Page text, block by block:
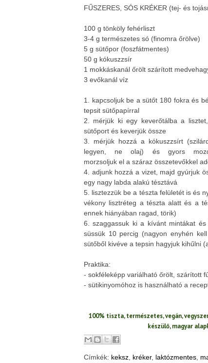
FŰSZERES, SÓS KRÉKER (tej- és
100 g tönköly fehérliszt
3-4 g természetes só (finomra őrölve)
5 g sütőpor (foszfátmentes)
50 g kókuszzsír
1 mokkáskanál őrölt szárított
3 evőkanál víz
1. kapcsoljuk be a sütőt 180 fokra és
tepsit sütőpapírral
2. mérjük ki egy keverőtálba a
sütőport és keverjük össze
3. mérjük hozzá a kókuszzsírt
legyen, ne olaj) és gyors
morzsoljuk el a száraz összetevőkkel
4. adjunk hozzá a vizet, majd gyúrjuk
egy nagy labda alakú tésztává
5. lisztezzük be a tészta felületét is és
vékony lisztréteg a tészta alatt és a
ennek hiányában ragad, törik)
6. szaggassuk ki a kívánt mintákat
süssük 10 percig (nagyon enyhén
sütőből kivéve a tepsin hagyjuk kihűlni
Praktika:
- sokféleképp variálható őrölt, szárított
- sütikinyomóhoz is használható a
100% tiszta, természetes, vegán,
készülő, magyar
Címkék: keksz kréker, laktózmentes